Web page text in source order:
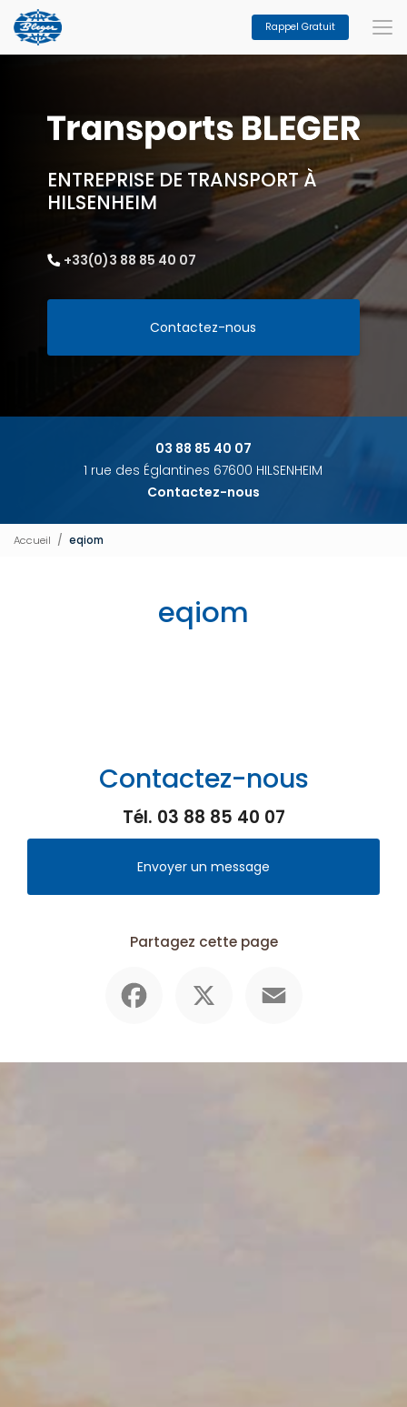
Aller
au
contenu
principal
Rappel Gratuit
ENTREPRISE DE TRANSPORT À
HILSENHEIM
+33(0)3 88 85 40 07
Contactez-nous
03 88 85 40 07
1 rue des Églantines 67600 HILSENHEIM
Contactez-nous
Accueil eqiom
eqiom
Contactez-nous
Tél. 03 88 85 40 07
Envoyer un message
Partagez cette page